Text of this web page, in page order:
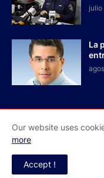
julio
La
El Faro RD -
Inicio
Our website uses
more
Accept !